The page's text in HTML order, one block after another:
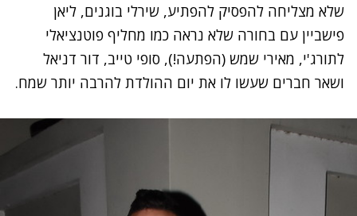
שלא מצליחה להפסיק להפתיע, שירלי בוגנים, ליאן
פישביין עם בחורה שלא נראה כמו מחליף פוטנציאלי
לתורג'י, מאירי שמש (הפתעה!), סופי טייב, דור דניאל
ושאר חברים שעשו לו את יום ההולדת להרבה יותר שמח.